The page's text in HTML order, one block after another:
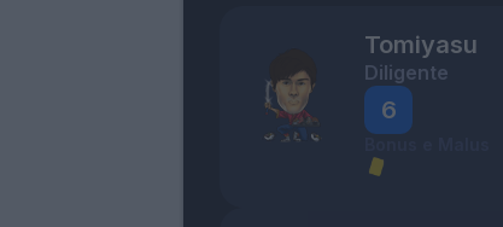
Tomiyasu
Diligente
6